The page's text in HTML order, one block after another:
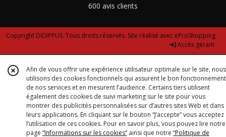
600 avis clients
Copyright DIDIPPUS. Tous droits réservés. Site réalisé avec eProShopping
Accès gérant
Afin de vous offrir une expérience utilisateur optimale sur le site, nous
utilisons des cookies fonctionnels qui assurent le bon fonctionnement
de nos services et en mesurent l’audience. Certains tiers utilisent
également des cookies de suivi marketing sur le site pour vous
montrer des publicités personnalisées sur d’autres sites Web et dans
leurs applications. En cliquant sur le bouton “J’accepte” vous acceptez
l’utilisation de ces cookies. Pour en savoir plus, vous pouvez lire notre
page “Informations sur les cookies” ainsi que notre “Politique de